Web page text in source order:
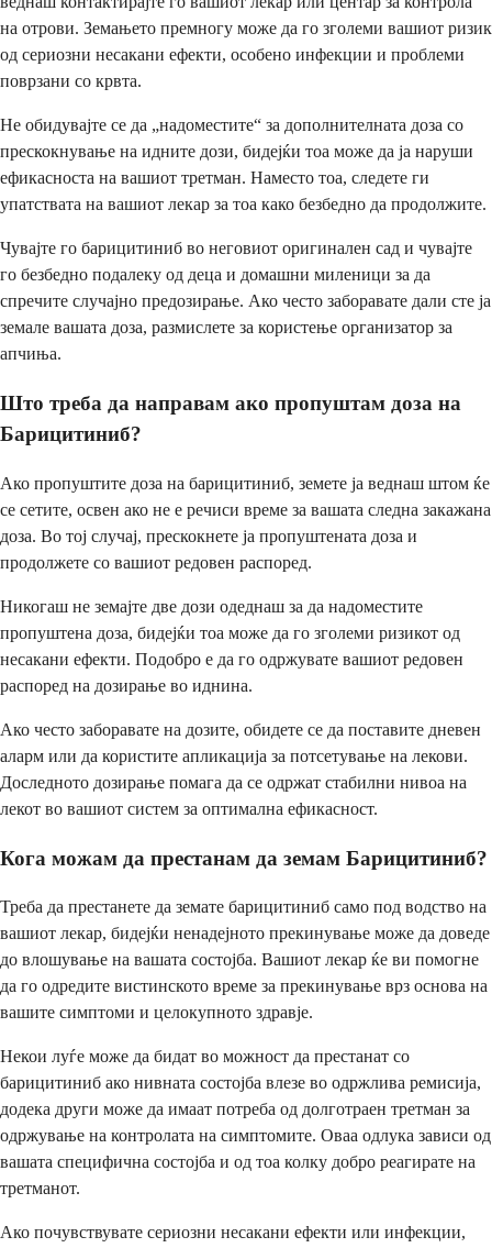
на отрови. Земањето премногу може да го зголеми вашиот ризик
од сериозни несакани ефекти, особено инфекции и проблеми
поврзани со крвта.
Не обидувајте се да „надоместите“ за дополнителната доза со
прескокнување на идните дози, бидејќи тоа може да ја наруши
ефикасноста на вашиот третман. Наместо тоа, следете ги
упатствата на вашиот лекар за тоа како безбедно да продолжите.
Чувајте го барицитиниб во неговиот оригинален сад и чувајте
го безбедно подалеку од деца и домашни миленици за да
спречите случајно предозирање. Ако често заборавате дали сте ја
земале вашата доза, размислете за користење организатор за
апчиња.
Што треба да направам ако пропуштам доза на
Барицитиниб?
Ако пропуштите доза на барицитиниб, земете ја веднаш штом ќе
се сетите, освен ако не е речиси време за вашата следна закажана
доза. Во тој случај, прескокнете ја пропуштената доза и
продолжете со вашиот редовен распоред.
Никогаш не земајте две дози одеднаш за да надоместите
пропуштена доза, бидејќи тоа може да го зголеми ризикот од
несакани ефекти. Подобро е да го одржувате вашиот редовен
распоред на дозирање во иднина.
Ако често заборавате на дозите, обидете се да поставите дневен
аларм или да користите апликација за потсетување на лекови.
Доследното дозирање помага да се одржат стабилни нивоа на
лекот во вашиот систем за оптимална ефикасност.
Кога можам да престанам да земам Барицитиниб?
Треба да престанете да земате барицитиниб само под водство на
вашиот лекар, бидејќи ненадејното прекинување може да доведе
до влошување на вашата состојба. Вашиот лекар ќе ви помогне
да го одредите вистинското време за прекинување врз основа на
вашите симптоми и целокупното здравје.
Некои луѓе може да бидат во можност да престанат со
барицитиниб ако нивната состојба влезе во одржлива ремисија,
додека други може да имаат потреба од долготраен третман за
одржување на контролата на симптомите. Оваа одлука зависи од
вашата специфична состојба и од тоа колку добро реагирате на
третманот.
Ако почувствувате сериозни несакани ефекти или инфекции,